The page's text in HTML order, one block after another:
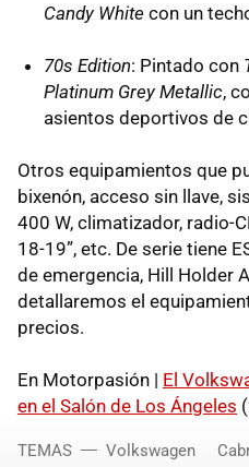
Candy White con un
70s Edition: Pintado con
Platinum Grey Metallic,
asientos deportivos de
Otros equipamientos que
bixenón, acceso sin llave,
400 W, climatizador, radio-
18-19”, etc. De serie tiene
de emergencia, Hill Holder
detallaremos el
precios.
En Motorpasión | El
en el Salón de Los Ángeles
TEMAS Volkswagen